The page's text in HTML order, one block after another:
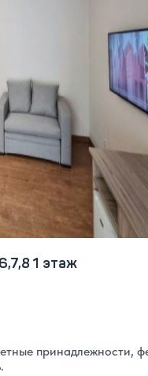
1 этаж
принадлежности,